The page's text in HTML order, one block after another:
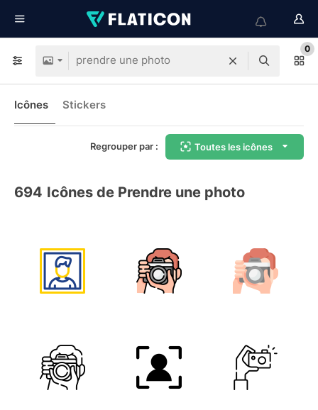
0
Icônes Stickers
Regrouper par : Toutes les icônes
694 Icônes de Prendre une photo